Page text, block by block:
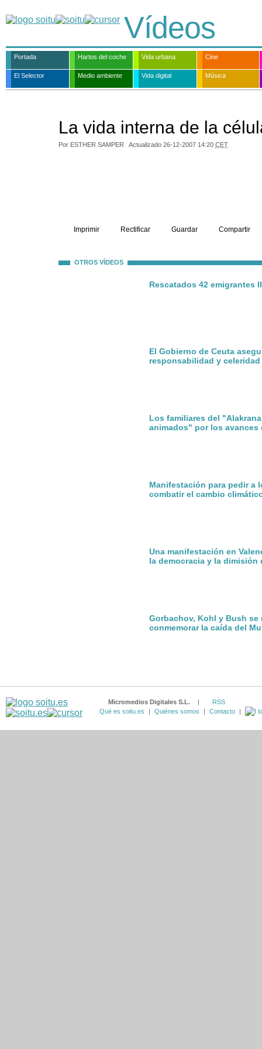
Vídeos
Portada Hartos del coche Vida urbana Cine
El Selector Medio ambiente Vida digital Música
La vida interna de la
Por ESTHER SAMPER Actualizado 26-12-2007 14:20 CET
Imprimir Rectificar Guardar Compartir
OTROS VÍDEOS
Rescatados 42 emigrantes
El Gobierno de Ceuta
responsabilidad y celeridad
Los familiares del
animados" por los avances
Manifestación para pedir a
combatir el cambio
Una manifestación en
la democracia y la dimisión
Gorbachov, Kohl y Bush se
conmemorar la caída del
Micromedios Digitales S.L. |
RSS
Qué es soitu.es
| Quiénes somos | Contacto |